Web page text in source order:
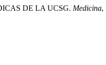
DE LA UCSG. Medicina,